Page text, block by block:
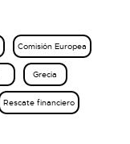
Comisión Europea
Grecia
Rescate financiero